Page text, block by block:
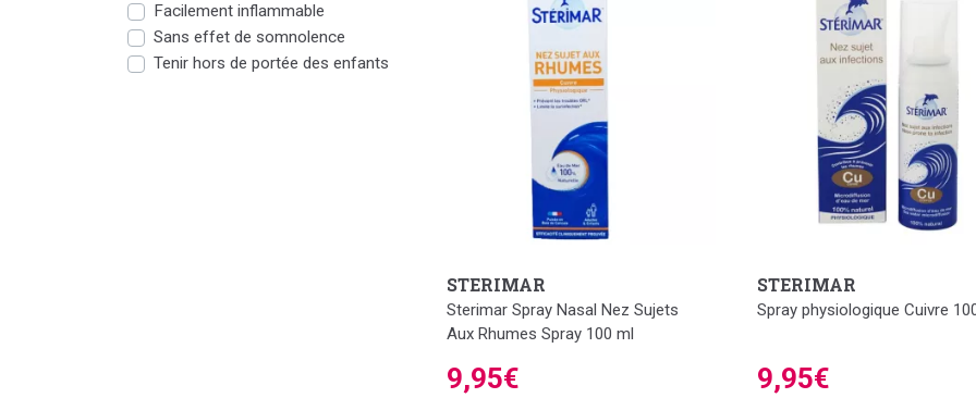
Facilement inflammable
Sans effet de somnolence
Tenir hors de portée des enfants
STERIMAR
Sterimar Spray Nasal Nez Sujets
Aux Rhumes Spray 100 ml
9,95€
STERIMAR
Spray physiologique Cuivre
9,95€